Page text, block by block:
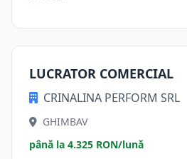
LUCRATOR COMERCIAL
CRINALINA PERFORM SRL
GHIMBAV
până la 4.325 RON/lună